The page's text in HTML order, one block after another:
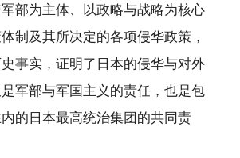
部为主体、以政略与战略为核心
制及其所决定的各项侵华政策，
事实，证明了日本的侵华与对外
军部与军国主义的责任，也是包
的日本最高统治集团的共同责